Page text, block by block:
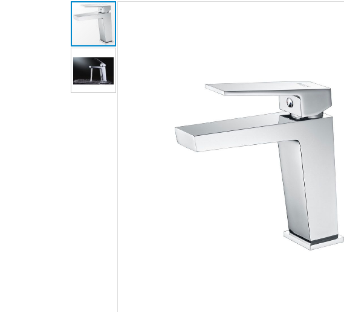
Saltar
al
la
galería
de
imágenes